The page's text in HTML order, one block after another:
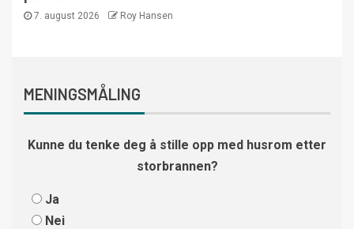
7. august 2026 Roy Hansen
MENINGSMÅLING
Kunne du tenke deg å stille opp med husrom etter
storbrannen?
Ja
Nei